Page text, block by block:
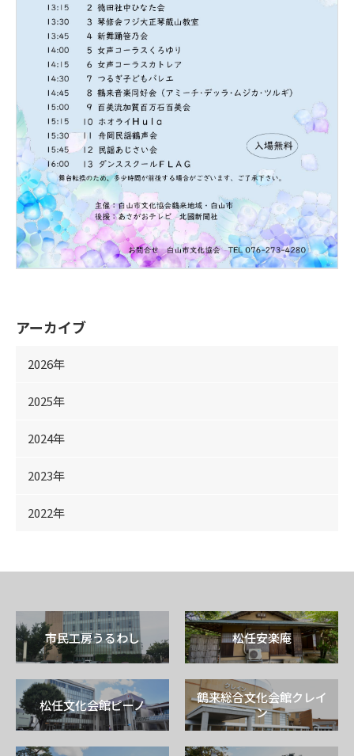
アーカイブ
2026年
2025年
2024年
2023年
2022年
市民工房うるわし 松任安楽庵
松任文化会館ピーノ
鶴来総合文化会館クレイ
ン